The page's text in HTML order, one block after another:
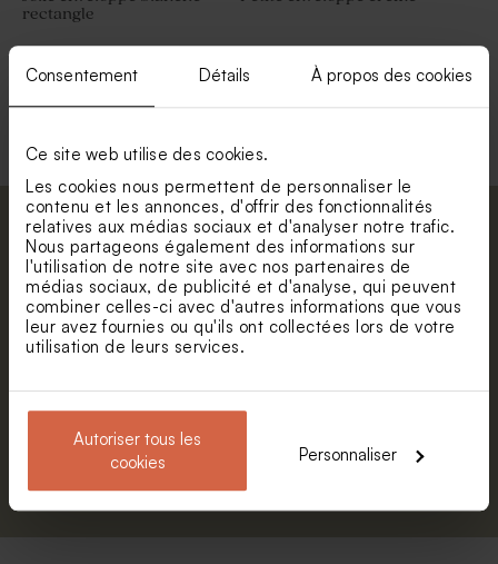
Consentement Détails À propos des cookies
Ce site web utilise des cookies.
Les cookies nous permettent de personnaliser le
contenu et les annonces, d'offrir des fonctionnalités
relatives aux médias sociaux et d'analyser notre trafic.
Nous partageons également des informations sur
l'utilisation de notre site avec nos partenaires de
médias sociaux, de publicité et d'analyse, qui peuvent
combiner celles-ci avec d'autres informations que vous
leur avez fournies ou qu'ils ont collectées lors de votre
utilisation de leurs services.
Autoriser tous les
cookies
Personnaliser
rectangle
Voir toute la collection Enveloppe
Abonnez-vous à la newsletter et restez
informé. Petite surprise : bénéficiez de 5%
de réduction.
Prénom